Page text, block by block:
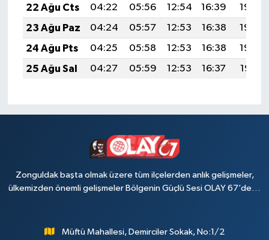
22 Ağu Cts
04:22 05:56 12:54 16:39
19:42
23 Ağu Paz
04:24 05:57 12:53 16:38
19:40
24 Ağu Pts
04:25 05:58 12:53 16:38
19:39
25 Ağu Sal
04:27 05:59 12:53 16:37 19:37
Zonguldak başta olmak üzere tüm ilçelerden anlık gelişmeler,
ülkemizden önemli gelişmeler Bölgenin Güçlü Sesi OLAY 67’de…
Müftü Mahallesi, Demirciler Sokak, No:1/2